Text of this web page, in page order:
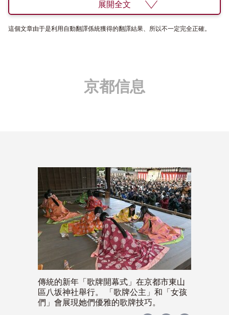
展開全文
這個文章由于是利用自動翻譯係統獲得的翻譯結果、所以不一定完全正確。
京都信息
傳統的新年「歌牌開幕式」在京都市東山
區八坂神社舉行。 「歌牌公主」和「女孩
們」會展現她們優雅的歌牌技巧。